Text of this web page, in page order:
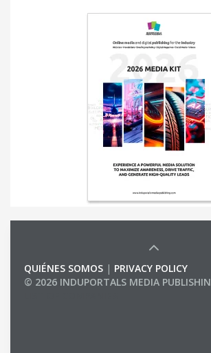
QUIÉNES SOMOS | PRIVACY POLICY
© 2026 INDUPORTALS MEDIA